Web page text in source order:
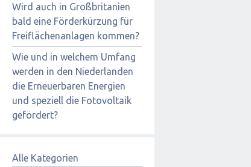
Wird auch in Großbritanien
bald eine Förderkürzung für
Freiflächenanlagen kommen?
Wie und in welchem Umfang
werden in den Niederlanden
die Erneuerbaren Energien
und speziell die Fotovoltaik
gefördert?
Alle Kategorien